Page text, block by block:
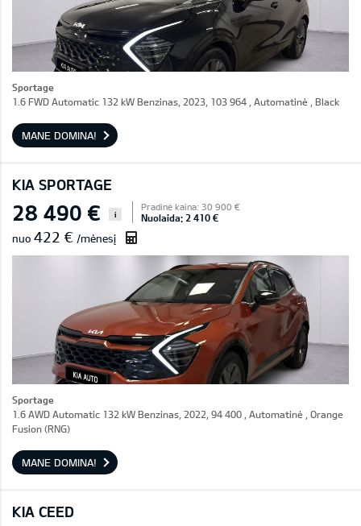
Sportage
1.6 FWD Automatic 132 kW Benzinas, 2023, 103 964 , Automatinė , Black
MANE DOMINA!
KIA SPORTAGE
28 490 € i
Pradinė kaina: 30 900 €
Nuolaida: 2 410 €
nuo 422 € /mėnesį
Sportage
1.6 AWD Automatic 132 kW Benzinas, 2022, 94 400 , Automatinė , Orange
Fusion (RNG)
MANE DOMINA!
KIA CEED